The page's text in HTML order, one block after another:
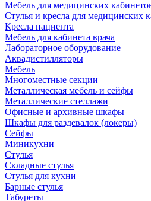
Мебель для медицинских
Стулья и кресла для медицинских
Кресла пациента
Мебель для кабинета врача
Лабораторное оборудование
Аквадистилляторы
Мебель
Многоместные секции
Металлическая мебель и сейфы
Металлические стеллажи
Офисные и архивные шкафы
Шкафы для раздевалок (локеры)
Сейфы
Миникухни
Стулья
Складные стулья
Стулья для кухни
Барные стулья
Табуреты